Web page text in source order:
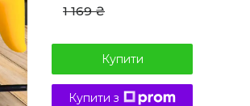
1 169 ₴
Купити
Купити з